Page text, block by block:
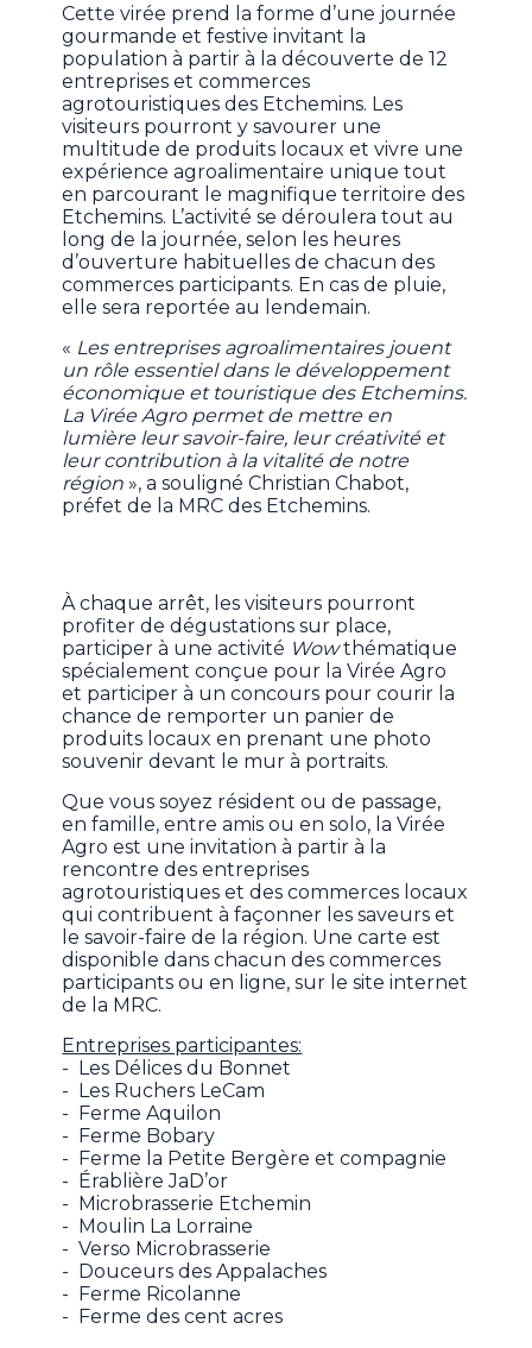
Cette virée prend la forme d’une journée
gourmande et festive invitant la
population à partir à la découverte de 12
entreprises et commerces
agrotouristiques des Etchemins. Les
visiteurs pourront y savourer une
multitude de produits locaux et vivre une
expérience agroalimentaire unique tout
en parcourant le magnifique territoire des
Etchemins. L’activité se déroulera tout au
long de la journée, selon les heures
d’ouverture habituelles de chacun des
commerces participants. En cas de pluie,
elle sera reportée au lendemain.
« Les entreprises agroalimentaires jouent
un rôle essentiel dans le développement
économique et touristique des Etchemins.
La Virée Agro permet de mettre en
lumière leur savoir-faire, leur créativité et
leur contribution à la vitalité de notre
région», a souligné Christian Chabot,
préfet de la MRC des Etchemins.
À chaque arrêt, les visiteurs pourront
profiter de dégustations sur place,
participer à une activité Wowthématique
spécialement conçue pour la Virée Agro
et participer à un concours pour courir la
chance de remporter un panier de
produits locaux en prenant une photo
souvenir devant le mur à portraits.
Que vous soyez résident ou de passage,
en famille, entre amis ou en solo, la Virée
Agro est une invitation à partir à la
rencontre des entreprises
agrotouristiques et des commerces locaux
qui contribuent à façonner les saveurs et
le savoir-faire de la région. Une carte est
disponible dans chacun des commerces
participants ou en ligne, sur le site internet
de la MRC.
Entreprises participantes:
- Les Délices du Bonnet
- Les Ruchers LeCam
- Ferme Aquilon
- Ferme Bobary
- Ferme la Petite Bergère et compagnie
- Érablière JaD’or
- Microbrasserie Etchemin
- Moulin La Lorraine
- Verso Microbrasserie
- Douceurs des Appalaches
- Ferme Ricolanne
- Ferme des cent acres